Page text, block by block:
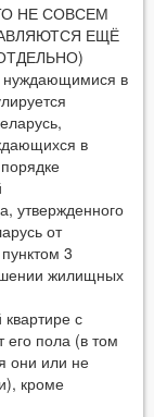
НЕ СОВСЕМ
ЕЩЁ
нуждающимися в
в
утвержденного
от
3
жилищных
с
его пола (в том
они или не
кроме